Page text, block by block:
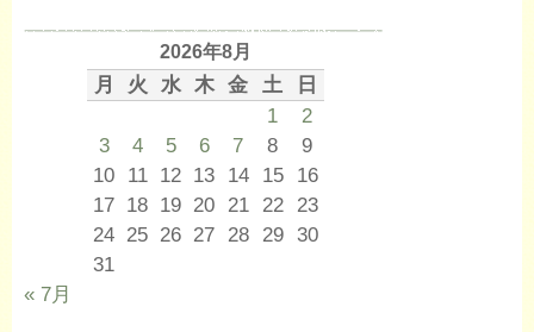
2026年8月
月 火 水 木 金 土
日
1
2
3
4 5 6 7 8
9
10 11 12 13 14 15
16
17 18 19 20 21 22
23
24 25 26 27 28 29 30
31
« 7月